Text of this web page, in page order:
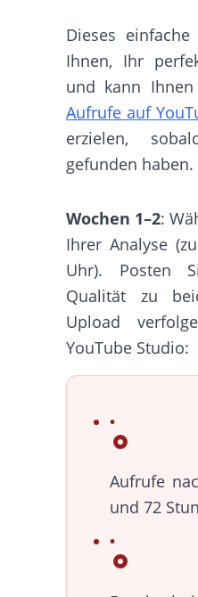
Dieses
Ihnen, Ihr
und kann
Aufrufe auf
erzielen,
gefunden haben.
Wochen 1–2:
Ihrer Analyse
Uhr). Posten
Qualität zu
Upload
YouTube Studio:
Aufrufe
und 72